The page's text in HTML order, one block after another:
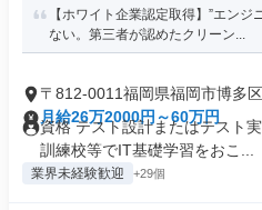
【ホワイト企業認定取得】”エン
ない。第三者が認めたクリーン...
〒812-0011福岡県福岡市博多
月給26万2000円～60万円
資格 テスト設計またはテスト
訓練校等でIT基礎学習をおこ...
業界未経験歓迎 +29個